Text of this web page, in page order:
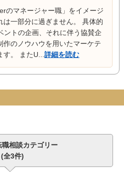
のマネージャー職」をイメージ
は一部分に過ぎません。 具体的
ントの企画、それに伴う協賛企
作のノウハウを用いたマーケテ
す。 またU...詳細を読む
職相談カテゴリー
(全3件)